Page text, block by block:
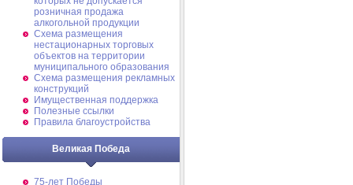
розничная продажа
алкогольной продукции
Схема размещения
нестационарных торговых
объектов на территории
муниципального образования
Схема размещения рекламных
конструкций
Имущественная поддержка
Полезные ссылки
Правила благоустройства
Великая Победа
75-лет Победы